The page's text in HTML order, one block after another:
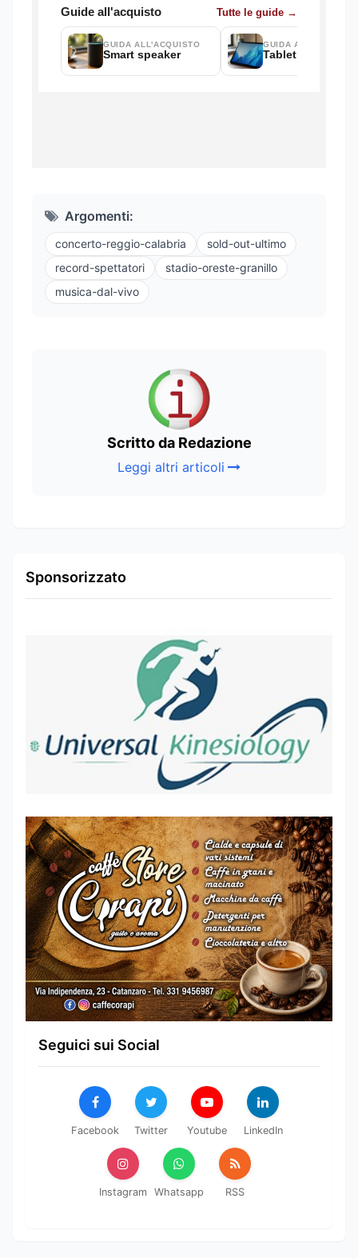
Argomenti:
concerto-reggio-calabria
sold-out-ultimo
record-spettatori
stadio-oreste-granillo
musica-dal-vivo
Scritto da Redazione
Leggi altri articoli
Sponsorizzato
Seguici sui Social
Facebook Twitter Youtube LinkedIn
Instagram Whatsapp RSS